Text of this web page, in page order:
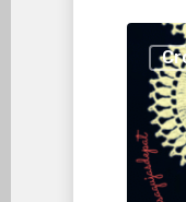
Centro
de
mesa
crochet